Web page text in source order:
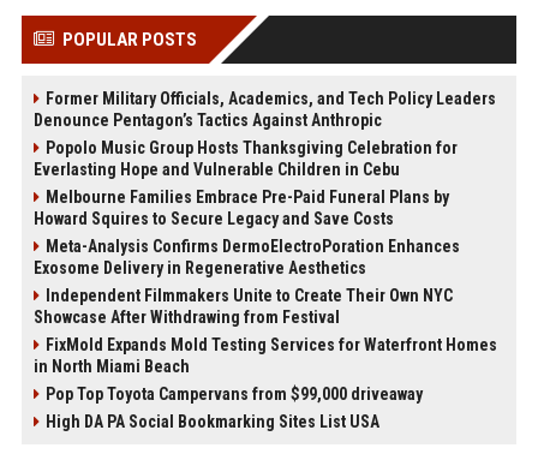
POPULAR POSTS
Former Military Officials, Academics, and Tech Policy Leaders
Denounce Pentagon’s Tactics Against Anthropic
Popolo Music Group Hosts Thanksgiving Celebration for
Everlasting Hope and Vulnerable Children in Cebu
Melbourne Families Embrace Pre-Paid Funeral Plans by
Howard Squires to Secure Legacy and Save Costs
Meta-Analysis Confirms DermoElectroPoration Enhances
Exosome Delivery in Regenerative Aesthetics
Independent Filmmakers Unite to Create Their Own NYC
Showcase After Withdrawing from Festival
FixMold Expands Mold Testing Services for Waterfront Homes
in North Miami Beach
Pop Top Toyota Campervans from $99,000 driveaway
High DA PA Social Bookmarking Sites List USA